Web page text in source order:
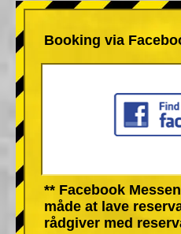
Booking via
** Facebook
måde at lave
rådgiver med